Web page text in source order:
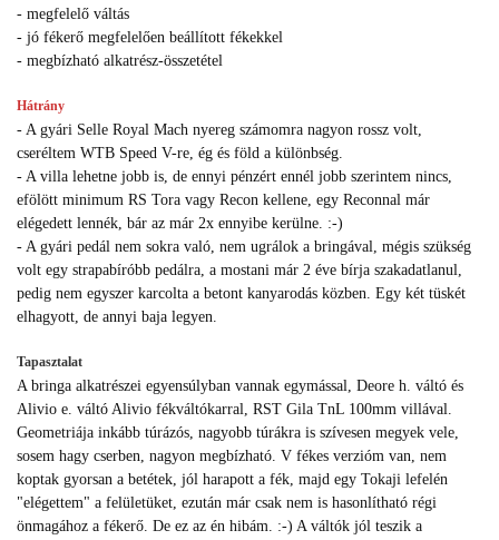
- megfelelő váltás
- jó fékerő megfelelően beállított fékekkel
- megbízható alkatrész-összetétel
Hátrány
- A gyári Selle Royal Mach nyereg számomra nagyon rossz volt,
cseréltem WTB Speed V-re, ég és föld a különbség.
- A villa lehetne jobb is, de ennyi pénzért ennél jobb szerintem nincs,
efölött minimum RS Tora vagy Recon kellene, egy Reconnal már
elégedett lennék, bár az már 2x ennyibe kerülne. :-)
- A gyári pedál nem sokra való, nem ugrálok a bringával, mégis szükség
volt egy strapabíróbb pedálra, a mostani már 2 éve bírja szakadatlanul,
pedig nem egyszer karcolta a betont kanyarodás közben. Egy két tüskét
elhagyott, de annyi baja legyen.
Tapasztalat
A bringa alkatrészei egyensúlyban vannak egymással, Deore h. váltó és
Alivio e. váltó Alivio fékváltókarral, RST Gila TnL 100mm villával.
Geometriája inkább túrázós, nagyobb túrákra is szívesen megyek vele,
sosem hagy cserben, nagyon megbízható. V fékes verzióm van, nem
koptak gyorsan a betétek, jól harapott a fék, majd egy Tokaji lefelén
"elégettem" a felületüket, ezután már csak nem is hasonlítható régi
önmagához a fékerő. De ez az én hibám. :-) A váltók jól teszik a